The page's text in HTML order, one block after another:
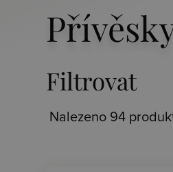
Filtrovat
Nalezeno 94